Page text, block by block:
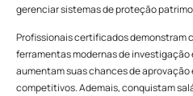
gerenciar sistemas de proteção
Profissionais certificados demonstram
ferramentas modernas de investigação
aumentam suas chances de
competitivos. Ademais, conquistam